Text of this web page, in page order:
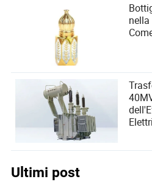
nella
Ultimi post